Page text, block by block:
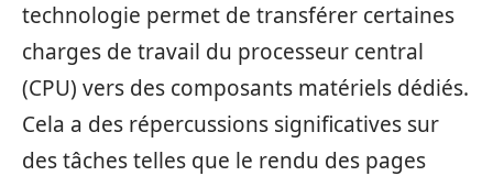
technologie permet de transférer certaines
charges de travail du processeur central
(CPU) vers des composants matériels dédiés.
Cela a des répercussions significatives sur
des tâches telles que le rendu des pages